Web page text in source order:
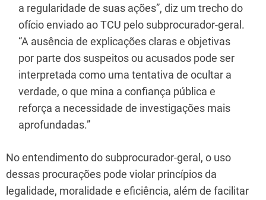
a regularidade de suas ações”, diz um trecho do
ofício enviado ao TCU pelo subprocurador-geral.
“A ausência de explicações claras e objetivas
por parte dos suspeitos ou acusados pode ser
interpretada como uma tentativa de ocultar a
verdade, o que mina a confiança pública e
reforça a necessidade de investigações mais
aprofundadas.”
No entendimento do subprocurador-geral, o uso
dessas procurações pode violar princípios da
legalidade, moralidade e eficiência, além de facilitar